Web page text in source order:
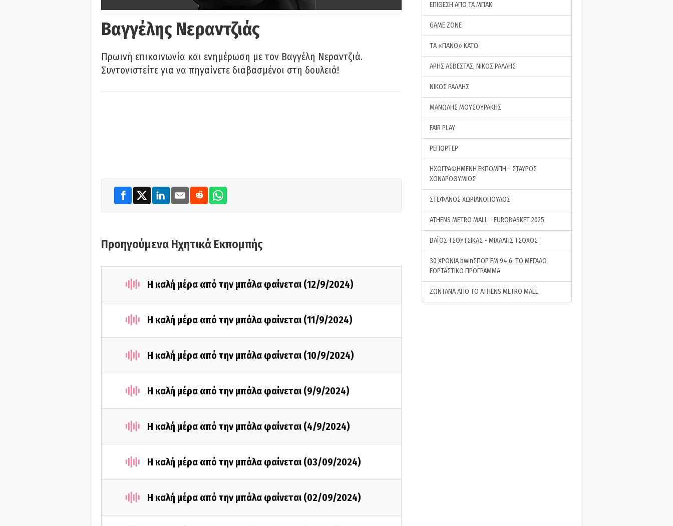
Βαγγέλης Νεραντζιάς
Πρωινή επικοινωνία και ενημέρωση με τον Βαγγέλη Νεραντζιά.
Συντονιστείτε για να πηγαίνετε διαβασμένοι στη δουλειά!
Προηγούμενα Ηχητικά Εκπομπής
Η καλή μέρα από την μπάλα φαίνεται (12/9/2024)
Η καλή μέρα από την μπάλα φαίνεται (11/9/2024)
Η καλή μέρα από την μπάλα φαίνεται (10/9/2024)
Η καλή μέρα από την μπάλα φαίνεται (9/9/2024)
Η καλή μέρα από την μπάλα φαίνεται (4/9/2024)
Η καλή μέρα από την μπάλα φαίνεται (03/09/2024)
Η καλή μέρα από την μπάλα φαίνεται (02/09/2024)
ΕΠΙΘΕΣΗ ΑΠΟ ΤΑ ΜΠΑΚ
GAME ZONE
ΤA «ΠΑΝΟ» ΚΑΤΩ
ΑΡΗΣ ΑΣΒΕΣΤΑΣ, ΝΙΚΟΣ ΡΑΛΛΗΣ
ΝΙΚΟΣ ΡΑΛΛΗΣ
ΜΑΝΩΛΗΣ ΜΟΥΣΟΥΡΑΚΗΣ
FAIR PLAY
ΡΕΠΟΡΤΕΡ
ΗΧΟΓΡΑΦΗΜΕΝΗ ΕΚΠΟΜΠΗ - ΣΤΑΥΡΟΣ
ΧΟΝΔΡΟΘΥΜΙΟΣ
ΣΤΕΦΑΝΟΣ ΧΩΡΙΑΝΟΠΟΥΛΟΣ
ATHENS METRO MALL - EUROBASKET 2025
ΒΑΪΟΣ ΤΣΟΥΤΣΙΚΑΣ - ΜΙΧΑΛΗΣ ΤΣΟΧΟΣ
30 ΧΡΟΝΙΑ bwinΣΠΟΡ FM 94,6: ΤΟ ΜΕΓΑΛΟ
ΕΟΡΤΑΣΤΙΚΟ ΠΡΟΓΡΑΜΜΑ
ΖΩΝΤΑΝΑ ΑΠΟ ΤΟ ATHENS METRO MALL